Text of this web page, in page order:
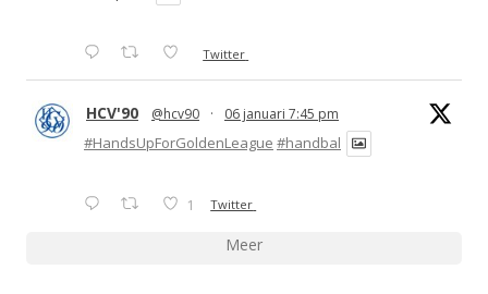
Twitter
HCV'90 @hcv90 · 06 januari 7:45 pm
#HandsUpForGoldenLeague #handbal
1 Twitter
Meer